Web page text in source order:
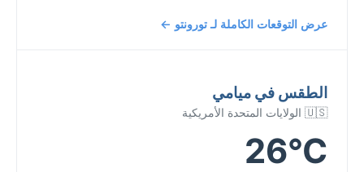
عرض التوقعات الكاملة لـ تورونتو ←
الطقس في ميامي
🇺🇸 الولايات المتحدة الأمريكية
26°C